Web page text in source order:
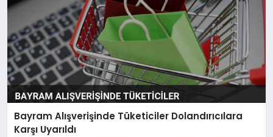
Bayram Alışverişinde Tüketiciler Dolandırıcılara
Karşı Uyarıldı